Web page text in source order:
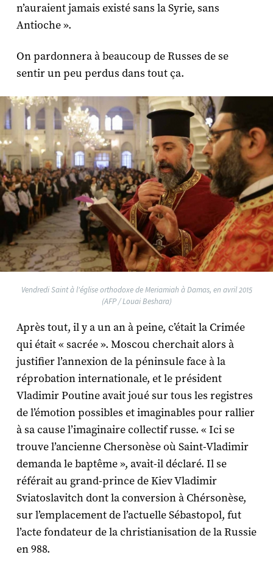
n’auraient jamais existé sans la Syrie, sans
Antioche ».
On pardonnera à beaucoup de Russes de se
sentir un peu perdus dans tout ça.
Vendredi Saint à l'église orthodoxe de Meriamiah à Damas, en avril 2015
(AFP / Louai Beshara)
Après tout, il y a un an à peine, c’était la Crimée
qui était « sacrée ». Moscou cherchait alors à
justifier l’annexion de la péninsule face à la
réprobation internationale, et le président
Vladimir Poutine avait joué sur tous les registres
de l’émotion possibles et imaginables pour rallier
à sa cause l’imaginaire collectif russe. « Ici se
trouve l’ancienne Chersonèse où Saint-Vladimir
demanda le baptême », avait-il déclaré. Il se
référait au grand-prince de Kiev Vladimir
Sviatoslavitch dont la conversion à Chérsonèse,
sur l’emplacement de l’actuelle Sébastopol, fut
l’acte fondateur de la christianisation de la Russie
en 988.